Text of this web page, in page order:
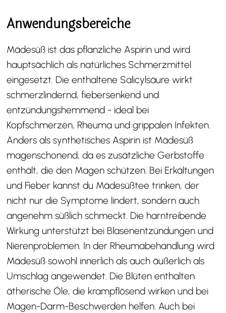
Anwendungsbereiche
Mädesüß ist das pflanzliche Aspirin und wird
hauptsächlich als natürliches Schmerzmittel
eingesetzt. Die enthaltene Salicylsäure wirkt
schmerzlindernd, fiebersenkend und
entzündungshemmend - ideal bei
Kopfschmerzen, Rheuma und grippalen Infekten.
Anders als synthetisches Aspirin ist Mädesüß
magenschonend, da es zusätzliche Gerbstoffe
enthält, die den Magen schützen. Bei Erkältungen
und Fieber kannst du Mädesüßtee trinken, der
nicht nur die Symptome lindert, sondern auch
angenehm süßlich schmeckt. Die harntreibende
Wirkung unterstützt bei Blasenentzündungen und
Nierenproblemen. In der Rheumabehandlung wird
Mädesüß sowohl innerlich als auch äußerlich als
Umschlag angewendet. Die Blüten enthalten
ätherische Öle, die krampflösend wirken und bei
Magen-Darm-Beschwerden helfen. Auch bei